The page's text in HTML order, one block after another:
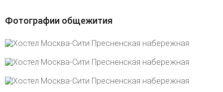
Фотографии общежития